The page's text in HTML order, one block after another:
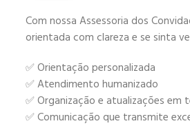
Com nossa Assessoria dos
orientada com clareza e se sinta
✅ Orientação personalizada
✅ Atendimento humanizado
✅ Organização e atualizações em
✅ Comunicação que transmite